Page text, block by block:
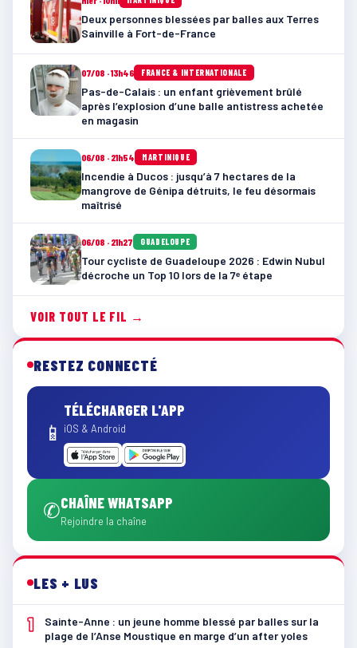
Deux personnes blessées par balles aux Terres
Sainville à Fort-de-France
07/08 · 13h46 FRANCE & INTERNATIONALE
Pas-de-Calais : un enfant grièvement brûlé
après l’explosion d’une balle antistress achetée
en magasin
06/08 · 21h54 MARTINIQUE
Incendie à Ducos : jusqu’à 7 hectares de la
mangrove de Génipa détruits, le feu désormais
maîtrisé
06/08 · 21h27 GUADELOUPE
Tour cycliste de Guadeloupe 2026 : Edwin Nubul
décroche un Top 10 lors de la 7ᵉ étape
VOIR TOUT LE FIL →
RESTEZ CONNECTÉ
📱
TÉLÉCHARGER L'APP
iOS & Android
✆CHAÎNE WHATSAPP
Rejoindre la chaîne
LES + LUS
1
Sainte-Anne : un jeune homme blessé par balles sur la
plage de l’Anse Moustique en marge d’un after yoles